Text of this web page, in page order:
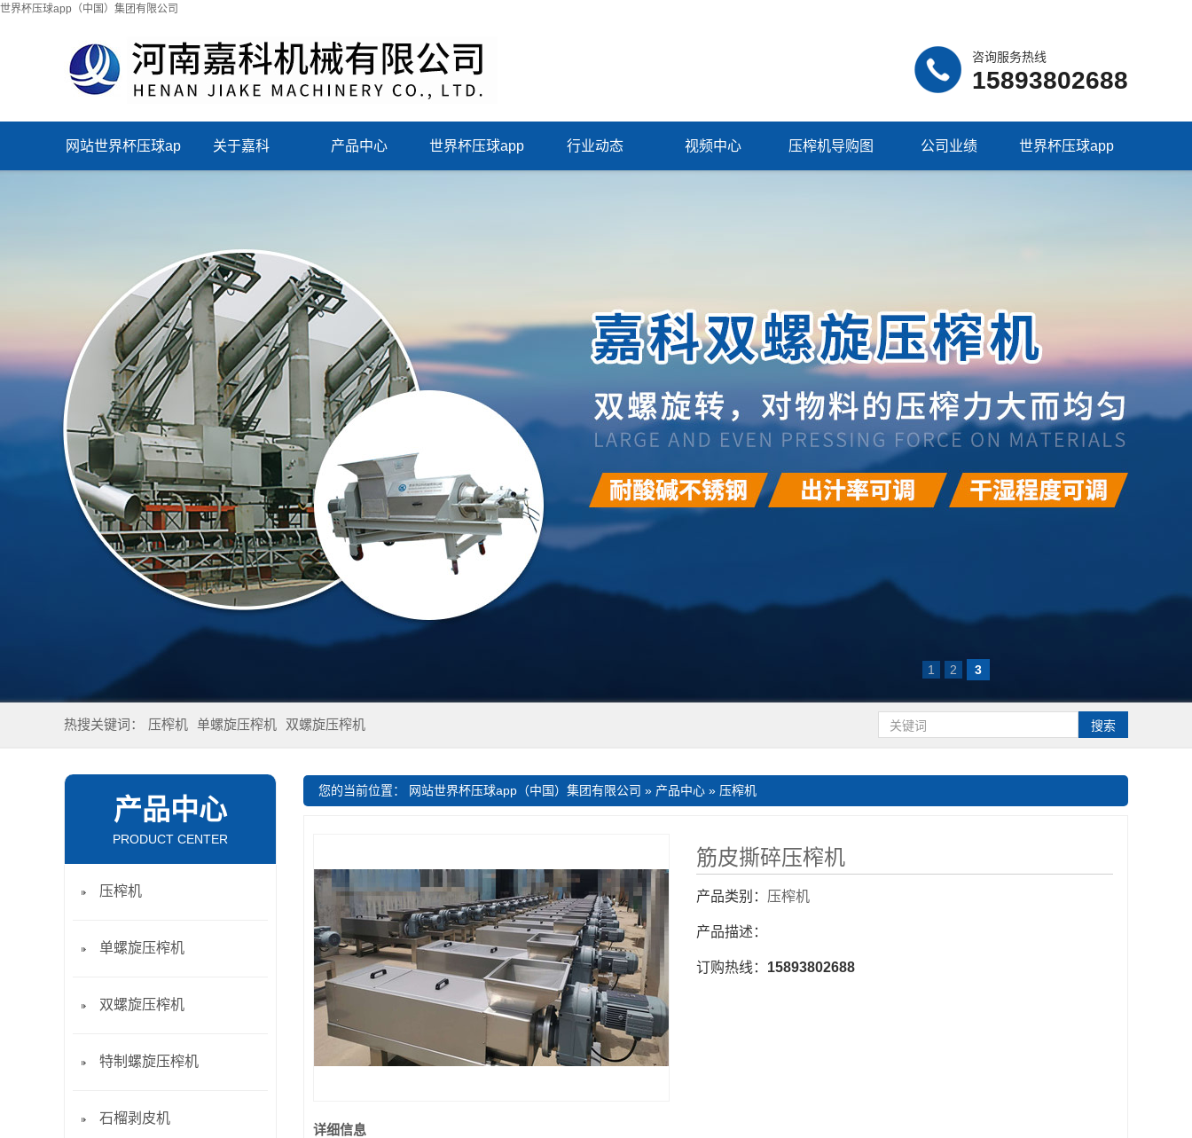
世界杯压球app（中国）集团有限公司
咨询服务热线
15893802688
网站世界杯压球ap 关于嘉科 产品中心 世界杯压球app 行业动态 视频中心 压榨机导购图 公司业绩 世界杯压球app
1 2 3
热搜关键词： 压榨机 单螺旋压榨机 双螺旋压榨机
您的当前位置： 网站世界杯压球app（中国）集团有限公司 » 产品中心 » 压榨机
筋皮撕碎压榨机
产品类别： 压榨机
产品描述：
订购热线： 15893802688
详细信息
产品中心
PRODUCT CENTER
压榨机
单螺旋压榨机
双螺旋压榨机
特制螺旋压榨机
石榴剥皮机